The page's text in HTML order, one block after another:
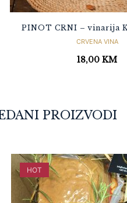
PINOT CRNI – vinarija
CRVENA VINA
18,00 KM
PROIZVODI
HOT